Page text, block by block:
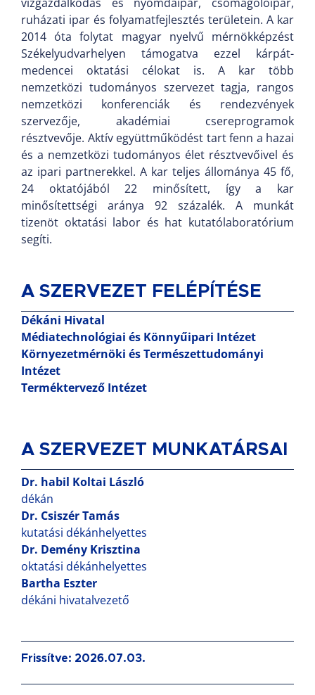
ruházati ipar és folyamatfejlesztés területein. A kar
2014 óta folytat magyar nyelvű mérnökképzést
Székelyudvarhelyen támogatva ezzel kárpát-
medencei oktatási célokat is. A kar több
nemzetközi tudományos szervezet tagja, rangos
nemzetközi konferenciák és rendezvények
szervezője, akadémiai csereprogramok
résztvevője. Aktív együttműködést tart fenn a hazai
és a nemzetközi tudományos élet résztvevőivel és
az ipari partnerekkel. A kar teljes állománya 45 fő,
24 oktatójából 22 minősített, így a kar
minősítettségi aránya 92 százalék. A munkát
tizenöt oktatási labor és hat kutatólaboratórium
segíti.
A SZERVEZET FELÉPÍTÉSE
Dékáni Hivatal
Médiatechnológiai és Könnyűipari Intézet
Környezetmérnöki és Természettudományi
Intézet
Terméktervező Intézet
A SZERVEZET MUNKATÁRSAI
Dr. habil Koltai László
dékán
Dr. Csiszér Tamás
kutatási dékánhelyettes
Dr. Demény Krisztina
oktatási dékánhelyettes
Bartha Eszter
dékáni hivatalvezető
Frissítve: 2026.07.03.